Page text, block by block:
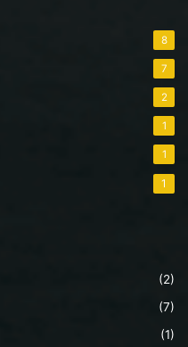
8
7
2
1
1
1
(2)
(7)
(1)